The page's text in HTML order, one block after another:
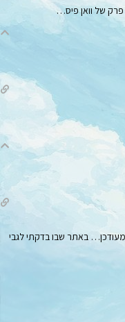
של וואן פיס…
מעודכן… באתר שבו בדקתי לגבי